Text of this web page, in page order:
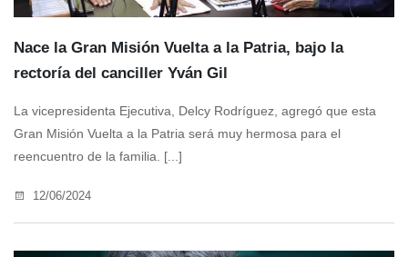
Nace la Gran Misión Vuelta a la Patria, bajo la
rectoría del canciller Yván Gil
La vicepresidenta Ejecutiva, Delcy Rodríguez, agregó que esta
Gran Misión Vuelta a la Patria será muy hermosa para el
reencuentro de la familia. [...]
12/06/2024